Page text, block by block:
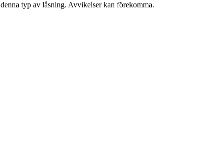
typ av låsning. Avvikelser kan förekomma.